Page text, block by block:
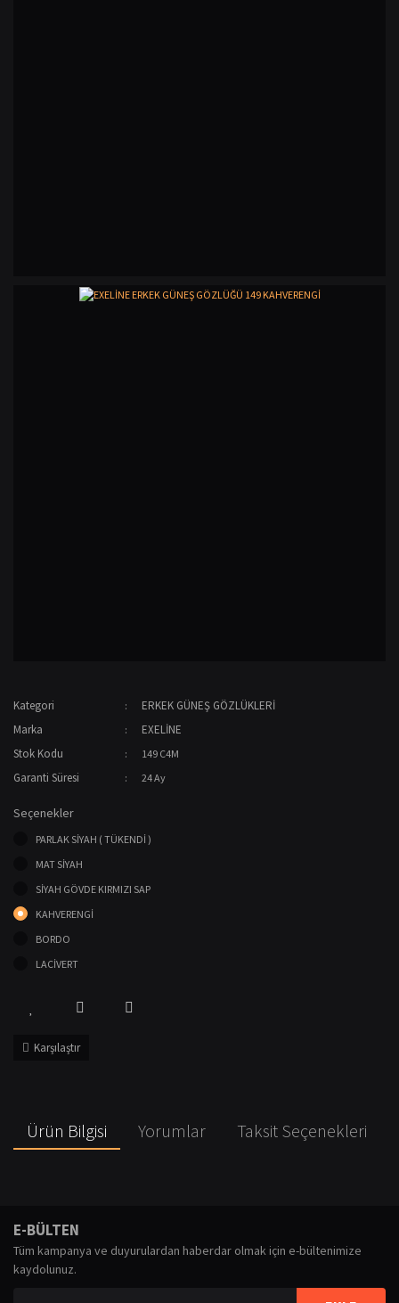
Kategori
ERKEK GÜNEŞ GÖZLÜKLERİ
Marka
EXELİNE
Stok Kodu
149 C4M
Garanti Süresi 24 Ay
Seçenekler
PARLAK SİYAH ( TÜKENDİ )
MAT SİYAH
SİYAH GÖVDE KIRMIZI SAP
KAHVERENGİ
BORDO
LACİVERT
Karşılaştır
Ürün Bilgisi Yorumlar Taksit Seçenekleri
iletebilirsiniz.
Görüş ve önerileriniz için teşekkür ederiz.
E-BÜLTEN
Tüm kampanya ve duyurulardan haberdar olmak için e-bültenimize
kaydolunuz.